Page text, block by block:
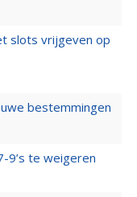
slots vrijgeven op
bestemmingen
9’s te weigeren